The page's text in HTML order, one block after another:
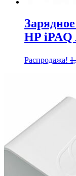
HP iPAQ
Распродажа!